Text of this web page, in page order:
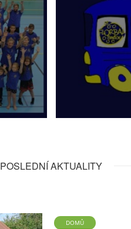
POSLEDNÍ AKTUALITY
DOMŮ